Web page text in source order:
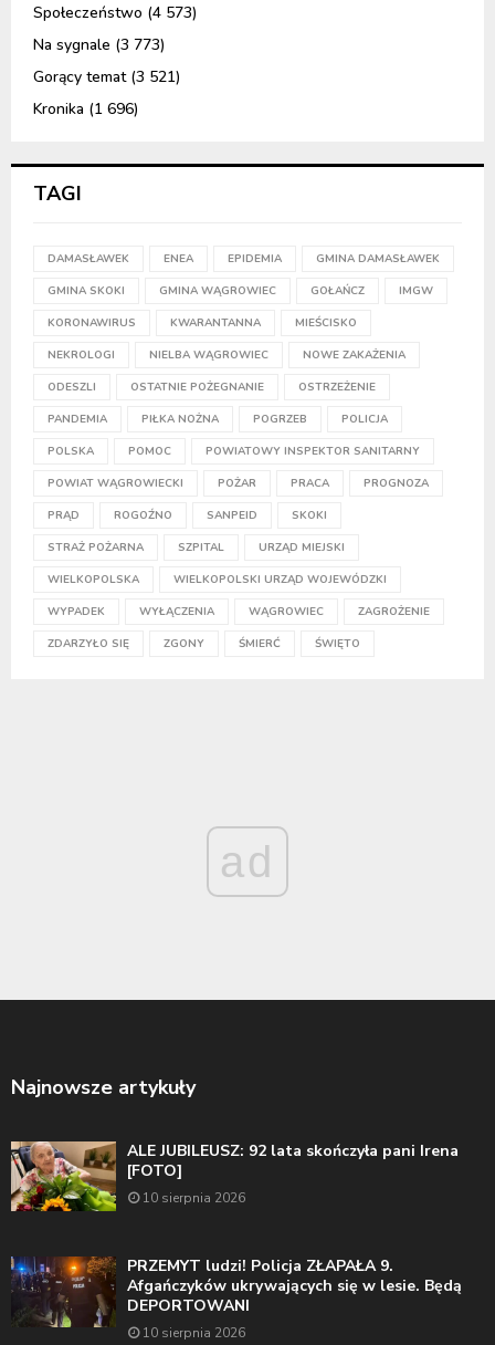
Społeczeństwo (4 573)
Na sygnale (3 773)
Gorący temat(3 521)
Kronika (1 696)
TAGI
DAMASŁAWEK ENEA EPIDEMIA GMINA DAMASŁAWEK
GMINA SKOKI GMINA WĄGROWIEC GOŁAŃCZ IMGW
KORONAWIRUS KWARANTANNA MIEŚCISKO
NEKROLOGI NIELBA WĄGROWIEC NOWE ZAKAŻENIA
ODESZLI OSTATNIE POŻEGNANIE OSTRZEŻENIE
PANDEMIA PIŁKA NOŻNA POGRZEB POLICJA
POLSKA POMOC POWIATOWY INSPEKTOR SANITARNY
POWIAT WĄGROWIECKI POŻAR PRACA PROGNOZA
PRĄD ROGOŹNO SANPEID SKOKI
STRAŻ POŻARNA SZPITAL URZĄD MIEJSKI
WIELKOPOLSKA WIELKOPOLSKI URZĄD WOJEWÓDZKI
WYPADEK WYŁĄCZENIA WĄGROWIEC ZAGROŻENIE
ZDARZYŁO SIĘ ZGONY ŚMIERĆ ŚWIĘTO
ad
Najnowsze artykuły
ALE JUBILEUSZ: 92 lata skończyła pani Irena
[FOTO]
10 sierpnia 2026
PRZEMYT ludzi! Policja ZŁAPAŁA 9.
Afgańczyków ukrywających się w lesie. Będą
DEPORTOWANI
10 sierpnia 2026